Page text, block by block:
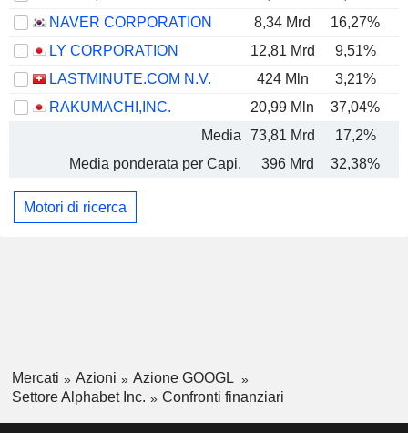
NAVER CORPORATION
8,34 Mrd 16,27%
LY CORPORATION
12,81 Mrd 9,51%
LASTMINUTE.COM N.V.
424 Mln 3,21%
RAKUMACHI,INC.
20,99 Mln 37,04%
Media
73,81 Mrd 17,2%
Media ponderata per Capi.
396 Mrd 32,38%
Motori di ricerca
Mercati Azioni
Azione GOOGL
Settore Alphabet Inc.
Confronti finanziari